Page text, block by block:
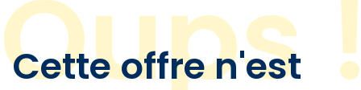
Cette offre n'est